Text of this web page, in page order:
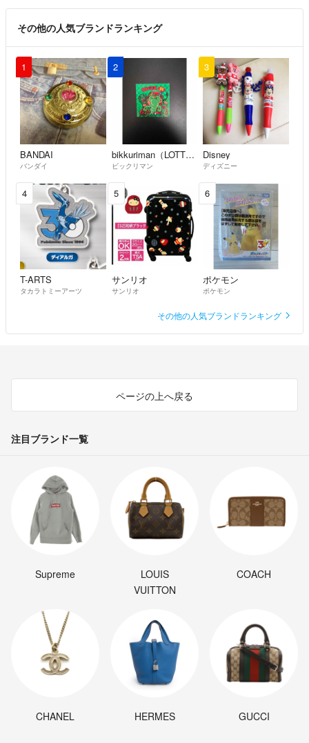
その他の人気ブランドランキング
1
BANDAI
バンダイ
2
bikkuriman（LOTTE）
ビックリマン
3
Disney
ディズニー
4
T-ARTS
タカラトミーアーツ
5
サンリオ
サンリオ
6
ポケモン
ポケモン
その他の人気ブランドランキング
ページの上へ戻る
注目ブランド一覧
Supreme
LOUIS
VUITTON
COACH
CHANEL HERMES GUCCI